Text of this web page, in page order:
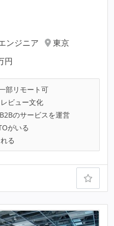
ンジニア
東京
円
部リモート可
ビュー文化
B2Bのサービスを運営
がいる
る